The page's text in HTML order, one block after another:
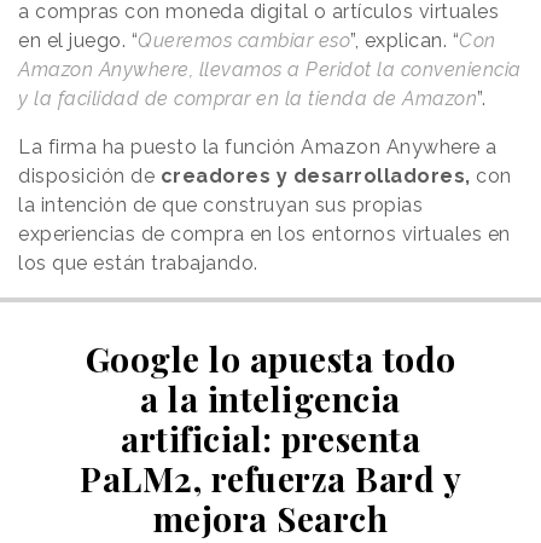
a compras con moneda digital o artículos virtuales
en el juego. “Queremos cambiar eso”, explican. “Con
Amazon Anywhere, llevamos a Peridot la conveniencia
y la facilidad de comprar en la tienda de Amazon”.
La firma ha puesto la función Amazon Anywhere a
disposición de creadores y desarrolladores, con
la intención de que construyan sus propias
experiencias de compra en los entornos virtuales en
los que están trabajando.
Google lo apuesta todo
a la inteligencia
artificial: presenta
PaLM2, refuerza Bard y
mejora Search